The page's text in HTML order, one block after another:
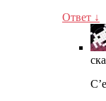
Ответ ↓